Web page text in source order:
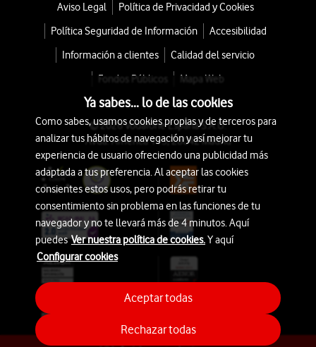
Aviso Legal
Política de Privacidad y Cookies
Política Seguridad de Información
Accesibilidad
Información a clientes
Calidad del servicio
Fondos Públicos
Mapa Web
© 2026 Vodafone España S.A.U.
Avda. América 115, 28042 Madrid
Ya sabes... lo de las cookies
Como sabes, usamos cookies propias y de terceros para
analizar tus hábitos de navegación y así mejorar tu
experiencia de usuario ofreciendo una publicidad más
adaptada a tus preferencia. Al aceptar las cookies
consientes estos usos, pero podrás retirar tu
consentimiento sin problema en las funciones de tu
navegador y no te llevará más de 4 minutos. Aquí
puedesVer nuestra política de cookies.Y aquí
Configurar cookies
Rechazar todas
Aceptar todas